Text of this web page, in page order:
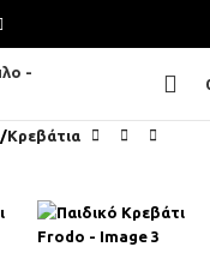
Κρεβάτια